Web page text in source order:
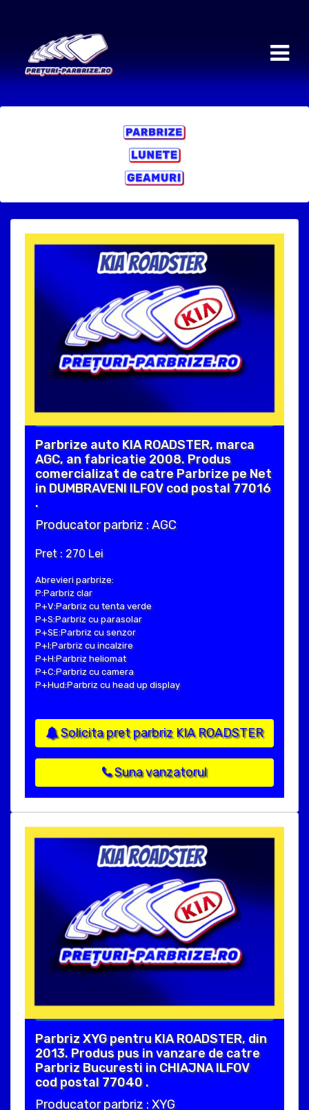
Parbrize auto KIA ROADSTER, marca
AGC, an fabricatie 2008. Produs
comercializat de catre Parbrize pe Net
in DUMBRAVENI ILFOV cod postal 77016
.
Producator parbriz : AGC
Pret : 270 Lei
Abrevieri parbrize:
P:Parbriz clar
P+V:Parbriz cu tenta verde
P+S:Parbriz cu parasolar
P+SE:Parbriz cu senzor
P+I:Parbriz cu incalzire
P+H:Parbriz heliomat
P+C:Parbriz cu camera
P+Hud:Parbriz cu head up display
Solicita pret parbriz KIA ROADSTER
Suna vanzatorul
Parbriz XYG pentru KIA ROADSTER, din
2013. Produs pus in vanzare de catre
Parbriz Bucuresti in CHIAJNA ILFOV
cod postal 77040 .
Producator parbriz : XYG